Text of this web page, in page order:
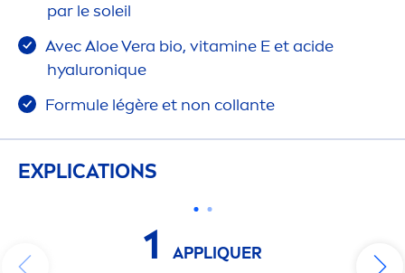
par le soleil
Avec Aloe Vera bio, vitamine E et acide
hyaluronique
Formule légère et non collante
EXPLICATIONS
1 APPLIQUER